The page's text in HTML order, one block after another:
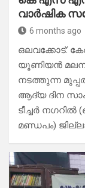
വാർഷിക
6 months ago
ഒലവക്കോട്:
യൂണിയൻ
നടത്തുന്ന
ആദ്യ ദിന
ടീച്ചർ
മണ്ഡപം)